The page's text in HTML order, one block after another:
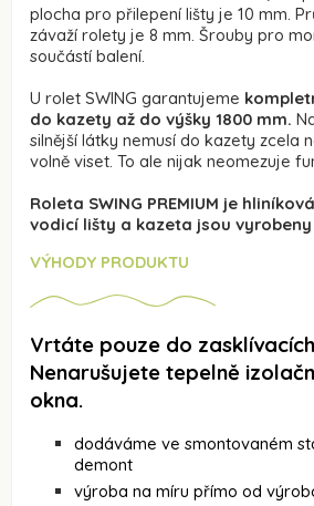
plocha pro přilepení lišty je 10 mm.
závaží rolety je 8 mm. Šrouby pro
součástí balení.
U rolet SWING garantujeme
do kazety až do výšky 1800 mm.
silnější látky nemusí do kazety zcela
volně viset. To ale nijak neomezuje
Roleta SWING PREMIUM je
vodicí lišty a kazeta jsou vyrobeny
VÝHODY PRODUKTU
Vrtáte pouze do
Nenarušujete tepelně
okna.
dodáváme ve smontovaném
demont
výroba na míru přímo od